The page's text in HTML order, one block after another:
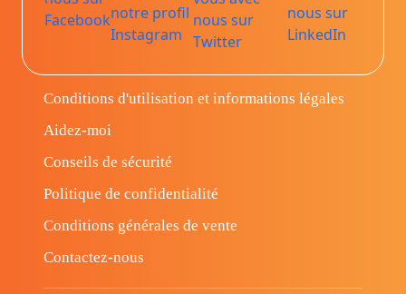
Conditions d'utilisation et informations légales
Aidez-moi
Conseils de sécurité
Politique de confidentialité
Conditions générales de vente
Contactez-nous